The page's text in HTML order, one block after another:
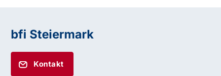
bfi Steiermark
Kontakt